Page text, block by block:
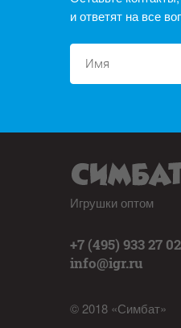
и ответят на все
Игрушки оптом
+7 (495) 933 27 02
info@igr.ru
© 2018 «Симбат»